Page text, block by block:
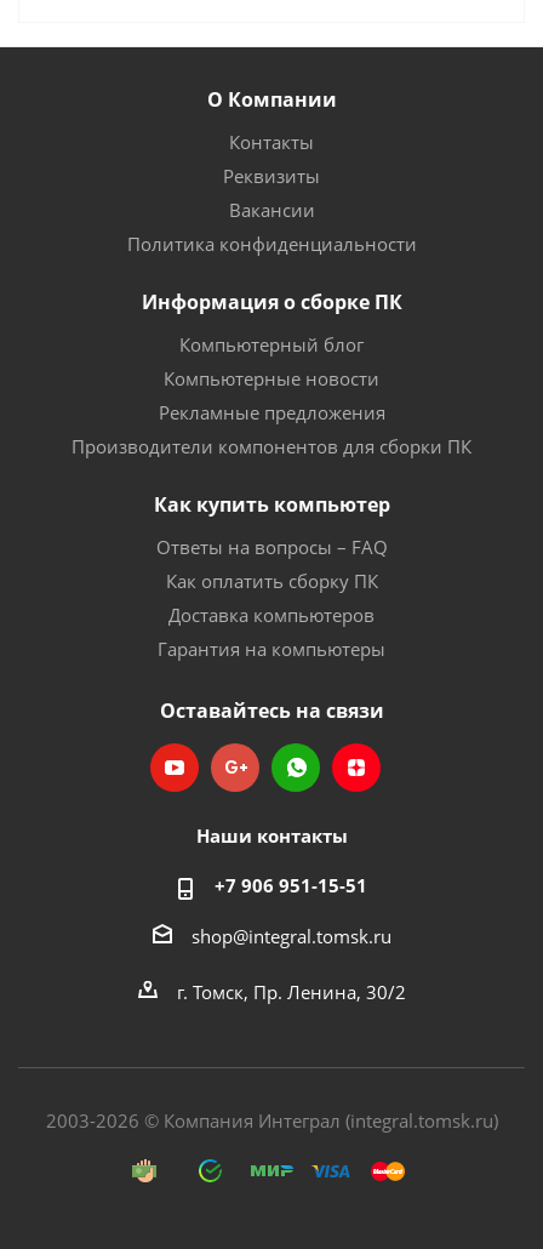
О Компании
Контакты
Реквизиты
Вакансии
Политика конфиденциальности
Информация о сборке ПК
Компьютерный блог
Компьютерные новости
Рекламные предложения
Производители компонентов для сборки ПК
Как купить компьютер
Ответы на вопросы – FAQ
Как оплатить сборку ПК
Доставка компьютеров
Гарантия на компьютеры
Оставайтесь на связи
Наши контакты
+7 906 951-15-51
shop@integral.tomsk.ru
г. Томск, Пр. Ленина, 30/2
2003-2026 © Компания Интеграл (integral.tomsk.ru)